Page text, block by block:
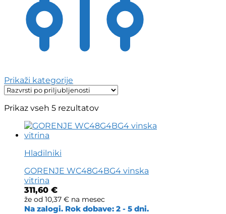
Prikaži kategorije
Prikaz vseh 5 rezultatovRazvrščeno
priljubljenosti
Hladilniki
GORENJE WC48G4BG4 vinska
vitrina
311,60 €
že od 10,37 € na mesec
Na zalogi. Rok dobave: 2 - 5 dni.